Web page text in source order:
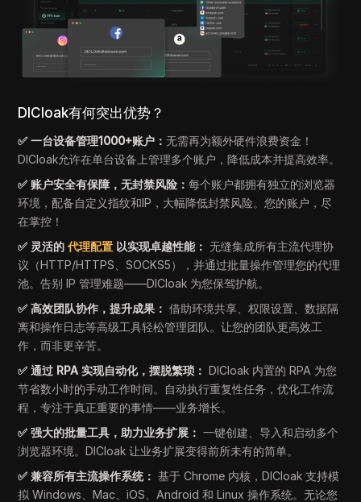
DICloak有何突出优势？
✅ 一台设备管理1000+账户：无需再为额外硬件浪费资金！
DICloak允许在单台设备上管理多个账户，降低成本并提高效率。
✅ 账户安全有保障，无封禁风险：每个账户都拥有独立的浏览器
环境，配备自定义指纹和IP，大幅降低封禁风险。您的账户，尽
在掌控！
✅ 灵活的 代理配置 以实现卓越性能： 无缝集成所有主流代理协
议（HTTP/HTTPS、SOCKS5），并通过批量操作管理您的代理
池。告别 IP 管理难题——DICloak 为您保驾护航。
✅ 高效团队协作，提升成果： 借助环境共享、权限设置、数据隔
离和操作日志等高级工具轻松管理团队。让您的团队更高效工
作，而非更辛苦。
✅ 通过 RPA 实现自动化，摆脱繁琐： DICloak 内置的 RPA 为您
节省数小时的手动工作时间。自动执行重复性任务，优化工作流
程，专注于真正重要的事情——业务增长。
✅ 强大的批量工具，助力业务扩展： 一键创建、导入和启动多个
浏览器环境。DICloak 让业务扩展变得前所未有的简单。
✅ 兼容所有主流操作系统： 基于 Chrome 内核，DICloak 支持模
拟 Windows、Mac、iOS、Android 和 Linux 操作系统。无论您